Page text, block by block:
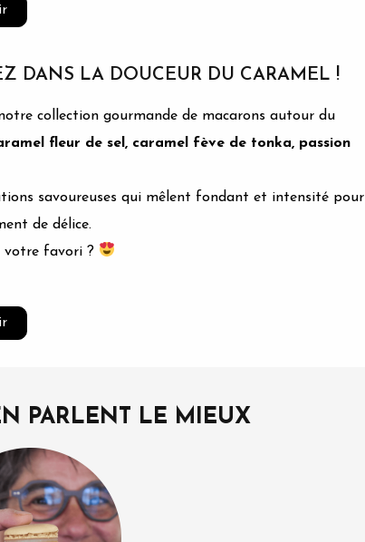
DANS LA DOUCEUR DU CARAMEL !
collection gourmande de macarons autour du
fleur de sel, caramel fève de tonka, passion
savoureuses qui mêlent fondant et intensité pour
de délice.
votre favori ?
PARLENT LE MIEUX